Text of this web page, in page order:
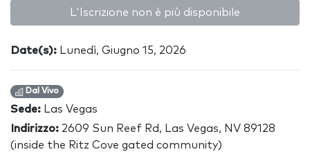
L'Iscrizione non è più disponibile
Date(s): Lunedì, Giugno 15, 2026
Dal Vivo
Sede: Las Vegas
Indirizzo: 2609 Sun Reef Rd, Las Vegas, NV 89128
(inside the Ritz Cove gated community)